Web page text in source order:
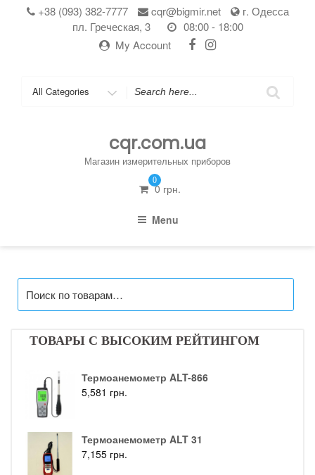
+38 (093) 382-7777 cqr@bigmir.net
г. Одесса
пл. Греческая, 3
08:00 - 18:00
My Account
for
cqr.com.ua
Магазин измерительных приборов
0
0 грн.
Menu
ТОВАРЫ С ВЫСОКИМ РЕЙТИНГОМ
Термоанемометр ALT-866
5,581 грн.
Термоанемометр ALT 31
7,155 грн.